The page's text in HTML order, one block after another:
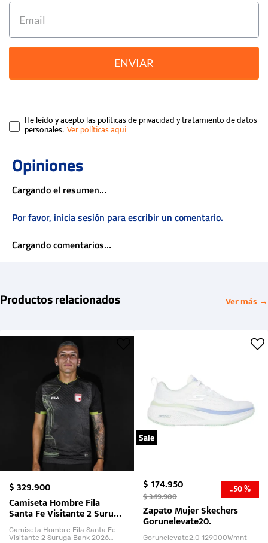
ENVIAR
He leído y acepto las políticas de privacidad y tratamiento de datos
personales.
Cargando el resumen…
Por favor, inicia sesión para escribir un comentario.
Cargando comentarios…
Productos relacionados Ver más →
$329.900
Camiseta Hombre Fila
Santa Fe Visitante 2 Suruga
Bank 2026
Camiseta Hombre Fila Santa Fe
Visitante 2 Suruga Bank 2026
Sale
$174.950
$349.900 -50 %
Zapato Mujer Skechers
Gorunelevate20.
Gorunelevate2.0 129000Wmnt